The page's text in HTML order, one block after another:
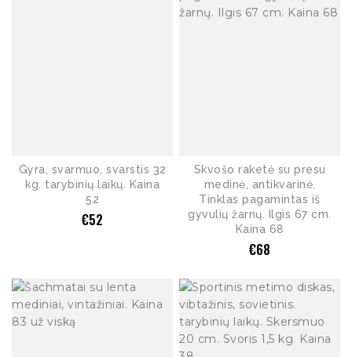
Gyra, svarmuo, svarstis 32
kg. tarybinių laikų. Kaina
52
€52
Skvošo raketė su presu
medinė, antikvarinė.
Tinklas pagamintas iš
gyvulių žarnų. Ilgis 67 cm.
Kaina 68
€68